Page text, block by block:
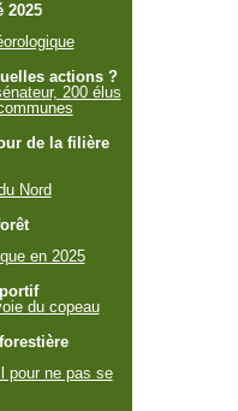
2025
actions ?
200 élus
de la filière
Nord
en 2025
du copeau
pour ne pas se